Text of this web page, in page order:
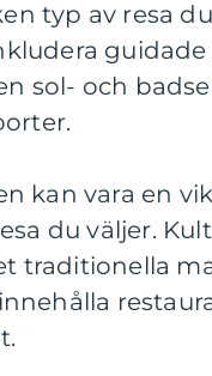
typ av resa
sol- och
kan vara en
du väljer.
traditionella